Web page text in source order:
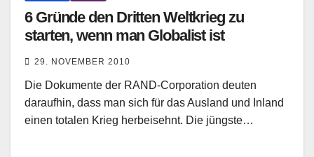
6 Gründe den Dritten Weltkrieg zu
starten, wenn man Globalist ist
29. NOVEMBER 2010
Die Dokumente der RAND-Corporation deuten
daraufhin, dass man sich für das Ausland und Inland
einen totalen Krieg herbeisehnt. Die jüngste…